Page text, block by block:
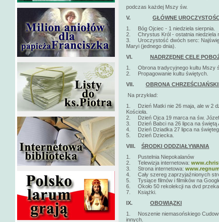
podczas każdej Mszy św.
V. GŁÓWNE
1. Bóg Ojciec - 1 niedziela sierpnia.
2. Chrystus Król - ostatnia niedziela
3. Uroczystość dwóch serc:
Maryi (jednego dnia).
VI.
NADRZĘDNE CELE
1. Obrona tradycyjnego kultu Mszy
2. Propagowanie kultu świętych.
VII. OBRONA
Na przykład:
1. Dzień Matki nie 26 maja, ale w 2
Kościoła.
2. Dzień Ojca 19 marca na św.
3. Dzień Babci na 26 lipca na świętą
4. Dzień Dziadka 27 lipca na
5. Dzień Dziecka.
VIII. ŚRODKI ODDZIAŁYWANIA
1. Pustelnia Niepokalanów
2. Telewizja internetowa:
3. Strona internetowa:
4. Cały szereg zaprzyjaźnionych
5. Tysiące filmów i filmików na
6. Około 50 rekolekcji na dvd
7. Książki.
IX.
OBOWIĄZKI
1. Noszenie niemasońskiego
innych.